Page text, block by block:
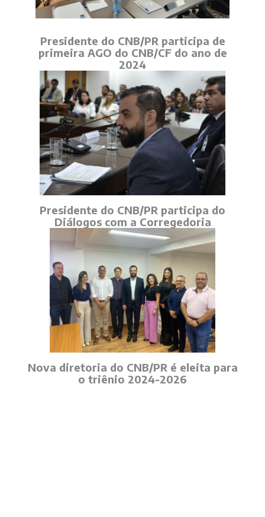
Presidente do CNB/PR participa de
primeira AGO do CNB/CF do ano de
2024
Presidente do CNB/PR participa do
Diálogos com a Corregedoria
Nova diretoria do CNB/PR é eleita para
o triênio 2024-2026